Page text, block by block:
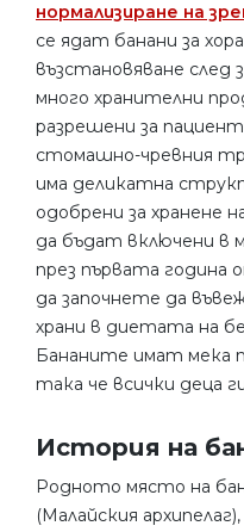
нормализиране на
се ядат банани за
възстановяване след
много хранителни
разрешени за
стомашно-чревния
има деликатна
одобрени за хранене
да бъдат включени
през първата година
да започнете да
храни в диетата на
Бананите имат мека
така че всички деца
История на
Родното място на
(Малайския